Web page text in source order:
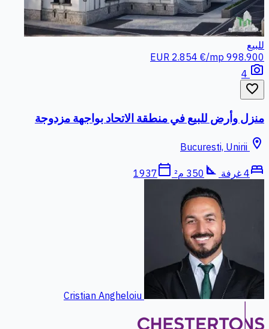
للبيع
998.900 EUR
2.854 €/mp
photo_camera
favorite_border
منزل وأرض للبيع في منطقة الاتحاد بواجهة مزدوجة
location_on
bed4 غرفة square_foot 350 م² calendar_today
1937
Cristian Angheloiu